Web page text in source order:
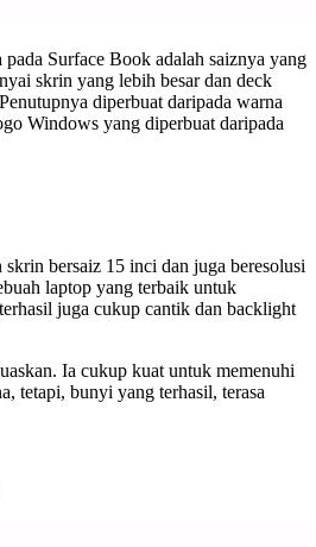
pada Surface Book adalah saiznya yang
skrin yang lebih besar dan deck
diperbuat daripada warna
Windows yang diperbuat daripada
bersaiz 15 inci dan juga beresolusi
laptop yang terbaik untuk
juga cukup cantik dan backlight
Ia cukup kuat untuk memenuhi
tetapi, bunyi yang terhasil, terasa